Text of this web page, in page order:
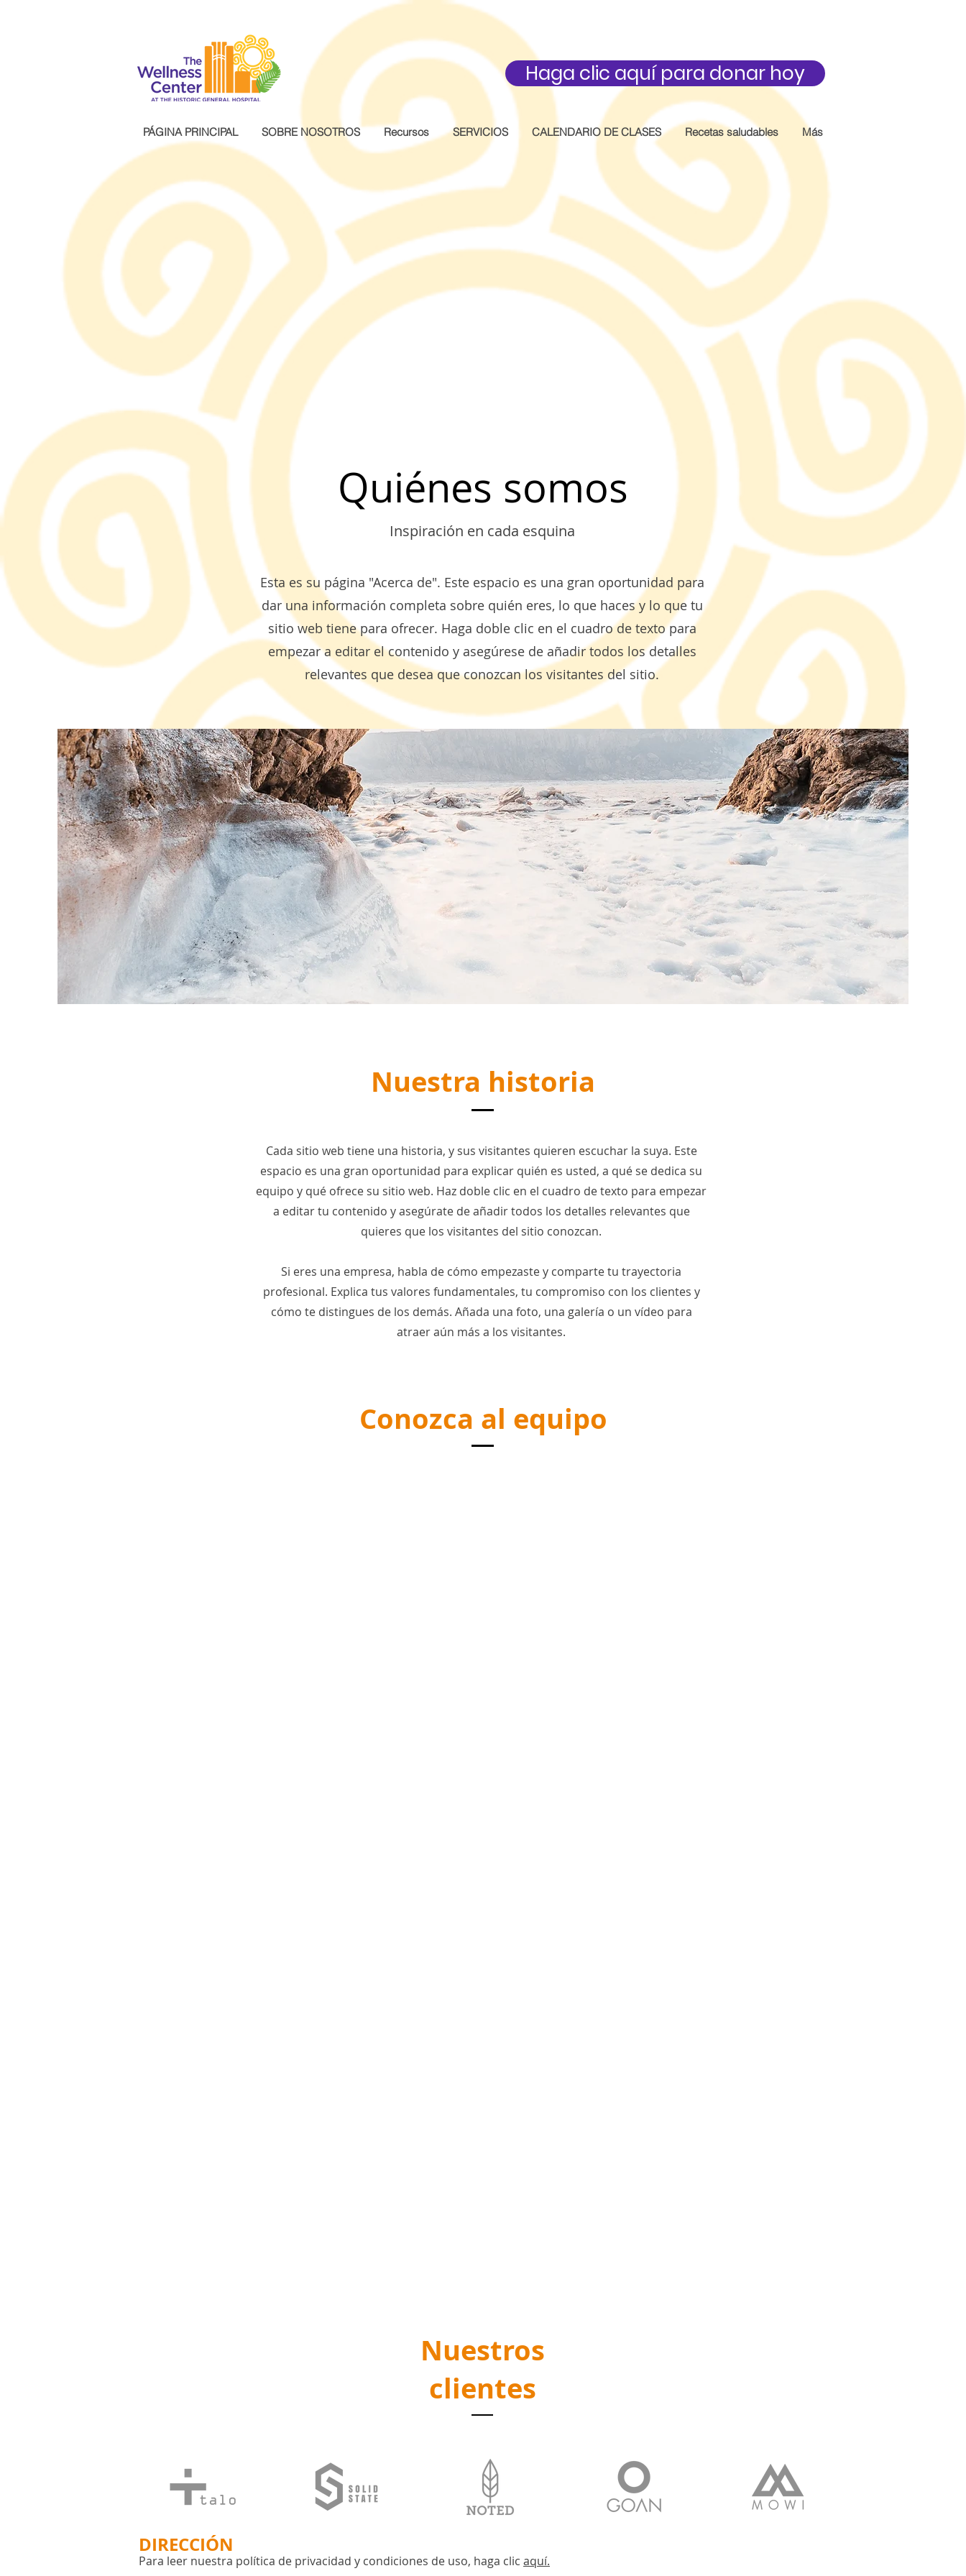
Haga clic aquí para donar hoy
PÁGINA PRINCIPAL SOBRE NOSOTROS Recursos SERVICIOS CALENDARIO DE CLASES Recetas saludables Más
Quiénes somos
Inspiración en cada esquina
Esta es su página "Acerca de". Este espacio es una gran oportunidad para
dar una información completa sobre quién eres, lo que haces y lo que tu
sitio web tiene para ofrecer. Haga doble clic en el cuadro de texto para
empezar a editar el contenido y asegúrese de añadir todos los detalles
relevantes que desea que conozcan los visitantes del sitio.
Nuestra historia
Cada sitio web tiene una historia, y sus visitantes quieren escuchar la suya. Este
espacio es una gran oportunidad para explicar quién es usted, a qué se dedica su
equipo y qué ofrece su sitio web. Haz doble clic en el cuadro de texto para empezar
a editar tu contenido y asegúrate de añadir todos los detalles relevantes que
quieres que los visitantes del sitio conozcan.
Si eres una empresa, habla de cómo empezaste y comparte tu trayectoria
profesional. Explica tus valores fundamentales, tu compromiso con los clientes y
cómo te distingues de los demás. Añada una foto, una galería o un vídeo para
atraer aún más a los visitantes.
Conozca al equipo
Nuestros
clientes
DIRECCIÓN
Para leer nuestra política de privacidad y condiciones de uso, haga clic aquí.